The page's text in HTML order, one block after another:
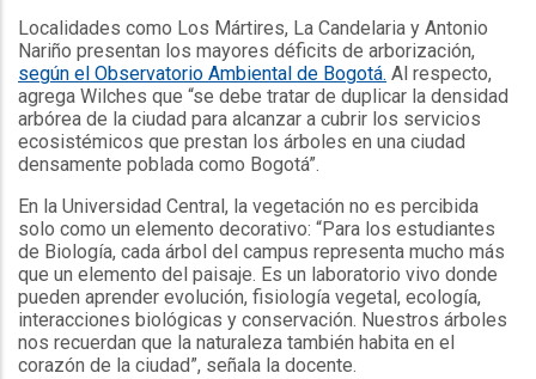
Localidades como Los Mártires, La Candelaria y Antonio
Nariño presentan los mayores déficits de arborización,
según el Observatorio Ambiental de Bogotá. Al respecto,
agrega Wilches que “se debe tratar de duplicar la densidad
arbórea de la ciudad para alcanzar a cubrir los servicios
ecosistémicos que prestan los árboles en una ciudad
densamente poblada como Bogotá”.
En la Universidad Central, la vegetación no es percibida
solo como un elemento decorativo: “Para los estudiantes
de Biología, cada árbol del campus representa mucho más
que un elemento del paisaje. Es un laboratorio vivo donde
pueden aprender evolución, fisiología vegetal, ecología,
interacciones biológicas y conservación. Nuestros árboles
nos recuerdan que la naturaleza también habita en el
corazón de la ciudad”, señala la docente.